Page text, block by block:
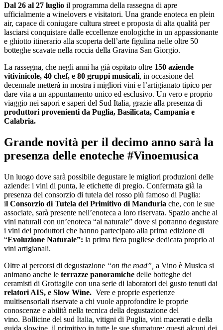
Dal 26 al 27 luglio il programma della rassegna di apre
ufficialmente a winelovers e visitatori. Una grande enoteca en plein
air, capace di coniugare cultura street e proposta di alta qualità per
lasciarsi conquistare dalle eccellenze enologiche in un appassionante
e ghiotto itinerario alla scoperta dell’arte figulina nelle oltre 50
botteghe scavate nella roccia della Gravina San Giorgio.
La rassegna, che negli anni ha già ospitato oltre 150 aziende
vitivinicole, 40 chef, e 80 gruppi musicali, in occasione del
decennale metterà in mostra i migliori vini e l’artigianato tipico per
dare vita a un appuntamento unico ed esclusivo. Un vero e proprio
viaggio nei sapori e saperi del Sud Italia, grazie alla presenza di
produttori provenienti da Puglia, Basilicata, Campania e
Calabria.
Grande novità per il decimo anno sarà la
presenza delle enoteche #Vinoemusica
Un luogo dove sarà possibile degustare le migliori produzioni delle
aziende: i vini di punta, le etichette di pregio. Confermata già la
presenza del consorzio di tutela del rosso più famoso di Puglia:
il Consorzio di Tutela del Primitivo di Manduria che, con le sue
associate, sarà presente nell’enoteca a loro riservata. Spazio anche ai
vini naturali con un’enoteca “al naturale” dove si potranno degustare
i vini dei produttori che hanno partecipato alla prima edizione di
“Evoluzione Naturale”: la prima fiera pugliese dedicata proprio ai
vini artigianali.
Oltre ai percorsi di degustazione “on the road”, a Vino è Musica si
animano anche le terrazze panoramiche delle botteghe dei
ceramisti di Grottaglie con una serie di laboratori del gusto tenuti dai
relatori AIS, e Slow Wine. Vere e proprie esperienze
multisensoriali riservate a chi vuole approfondire le proprie
conoscenze e abilità nella tecnica della degustazione del
vino. Bollicine del sud Italia, vitigni di Puglia, vini macerati e della
guida slowine, il primitivo in tutte le sue sfumature: questi alcuni dei